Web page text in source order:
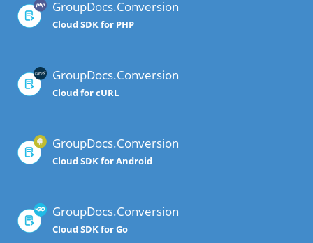
GroupDocs.Conversion
Cloud SDK for PHP
GroupDocs.Conversion
Cloud for cURL
GroupDocs.Conversion
Cloud SDK for Android
GroupDocs.Conversion
Cloud SDK for Go